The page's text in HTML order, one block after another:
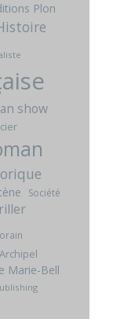
Plon
show
Société
Marie-Bell